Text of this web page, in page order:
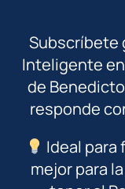
Subscríbete
Inteligente
de
responde
Ideal para
mejor para